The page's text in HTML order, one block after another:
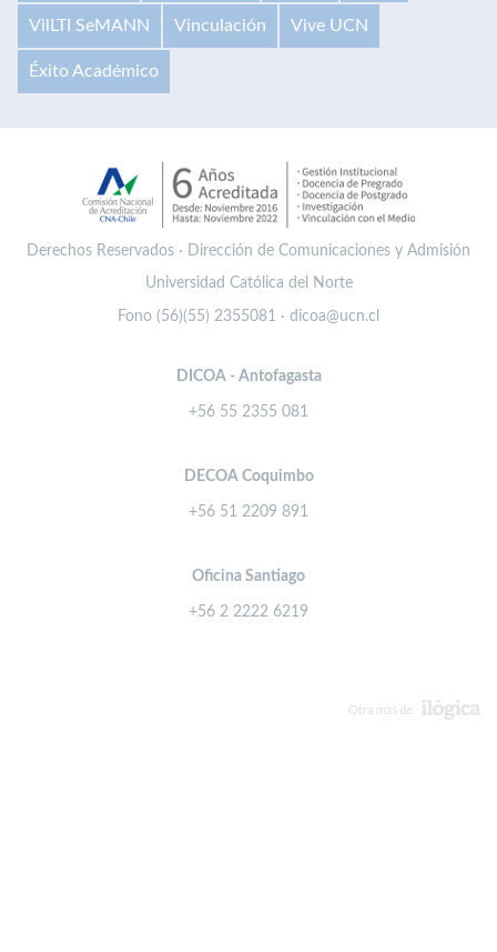
VilLTI SeMANN Vinculación Vive UCN
Éxito Académico
Derechos Reservados · Dirección de Comunicaciones y Admisión
Universidad Católica del Norte
Fono (56)(55) 2355081 · dicoa@ucn.cl
DICOA - Antofagasta
+56 55 2355 081
DECOA Coquimbo
+56 51 2209 891
Oficina Santiago
+56 2 2222 6219